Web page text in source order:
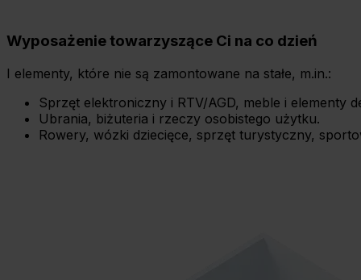
Wyposażenie towarzyszące Ci na co dzień
I elementy, które nie są zamontowane na stałe, m.in.:
Sprzęt elektroniczny i RTV/AGD, meble i elementy
Ubrania, biżuteria i rzeczy osobistego użytku.
Rowery, wózki dziecięce, sprzęt turystyczny,